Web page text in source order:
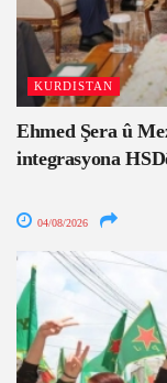
KURDISTAN
Ehmed Şera û
integrasyona
04/08/2026